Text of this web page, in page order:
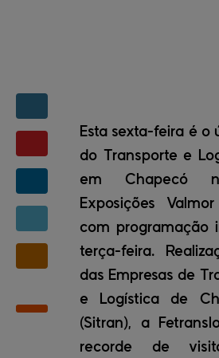
Esta sexta-feira é o
do Transporte e
em Chapecó
Exposições
com programação
terça-feira.
das Empresas de
e Logística de
(Sitran), a
recorde de